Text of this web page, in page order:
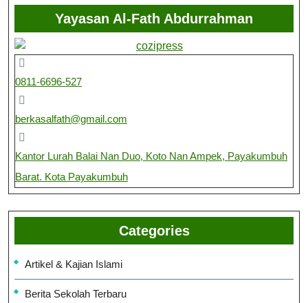
Yayasan Al-Fath Abdurrahman
0811-6696-527
berkasalfath@gmail.com
Kantor Lurah Balai Nan Duo, Koto Nan Ampek, Payakumbuh
Barat. Kota Payakumbuh
Categories
Artikel & Kajian Islami
Berita Sekolah Terbaru